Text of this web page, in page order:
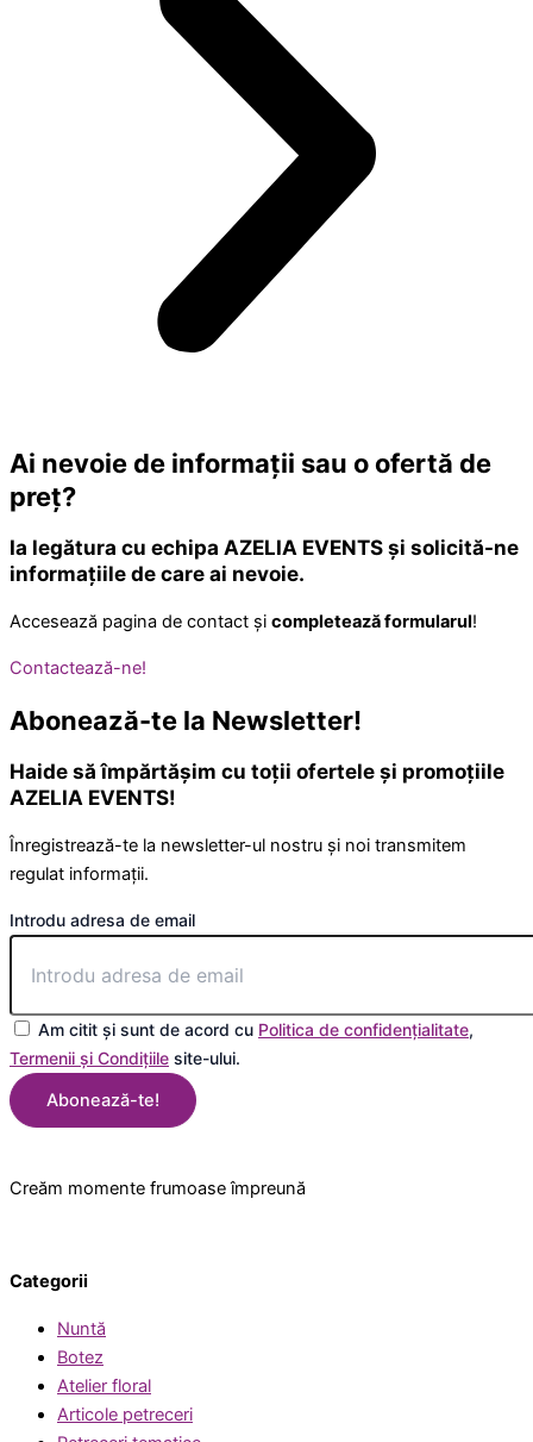
Ai nevoie de informații sau oofertă de
preț?
Ia legătura cu echipa AZELIA EVENTS și solicită-ne
informațiile de care ai nevoie.
Accesează pagina de contact și completează formularul!
Contactează-ne!
Abonează-te la Newsletter!
Haide să împărtășim cu toții ofertele și promoțiile
AZELIA EVENTS!
Înregistrează-te la newsletter-ul nostru și noi transmitem
regulat informații.
Introdu adresa de email
Am citit și sunt de acord cu Politica de confidențialitate,
Termenii și Condițiile site-ului.
Abonează-te!
Creăm momente frumoase împreună
Categorii
Nuntă
Botez
Atelier floral
Articole petreceri